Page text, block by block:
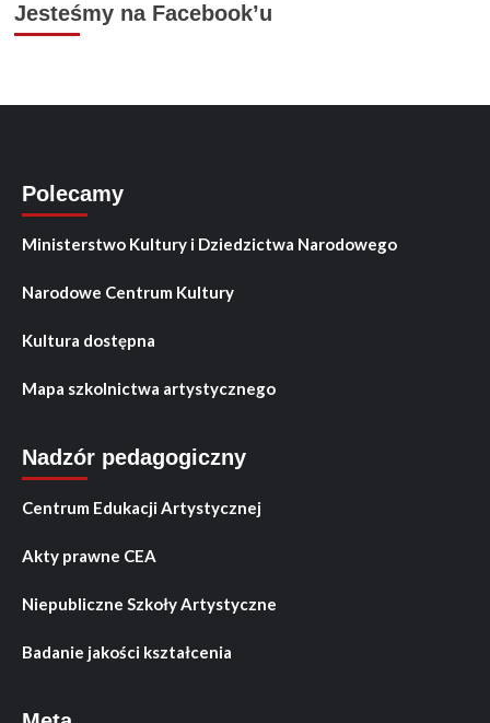
Jesteśmy na Facebook’u
Polecamy
Ministerstwo Kultury i Dziedzictwa Narodowego
Narodowe Centrum Kultury
Kultura dostępna
Mapa szkolnictwa artystycznego
Nadzór pedagogiczny
Centrum Edukacji Artystycznej
Akty prawne CEA
Niepubliczne Szkoły Artystyczne
Badanie jakości kształcenia